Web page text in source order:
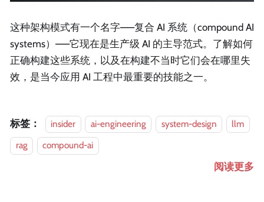
这种架构模式有一个名字——复合 AI 系统（compound AI
systems）——它现在是生产级 AI 的主导范式。了解如何
正确构建这些系统，以及在构建不当时它们会在哪里失
效，是当今应用 AI 工程中最重要的技能之一。
标签： insider ai-engineering system-design
llm
rag
compound-ai
阅读更多